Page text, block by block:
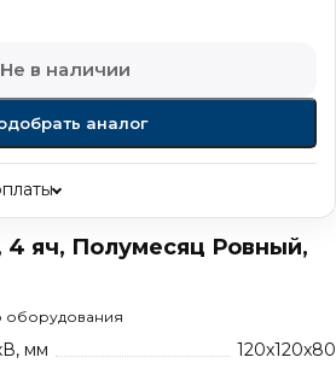
4 яч, Полумесяц Ровный,
оборудования
мм
120x120x80
Не в наличии
аналог